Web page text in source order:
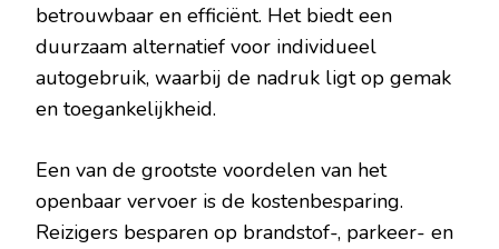
betrouwbaar en efficiënt. Het biedt een
duurzaam alternatief voor individueel
autogebruik, waarbij de nadruk ligt op gemak
en toegankelijkheid.
Een van de grootste voordelen van het
openbaar vervoer is de kostenbesparing.
Reizigers besparen op brandstof-, parkeer- en